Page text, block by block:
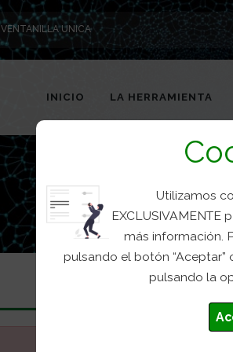
Utilizamos
EXCLUSIVAMENTE
más información.
pulsando el botón “Aceptar”
pulsando la
VENTANILLA UNICA
INICIO LA HERRAMIENTA